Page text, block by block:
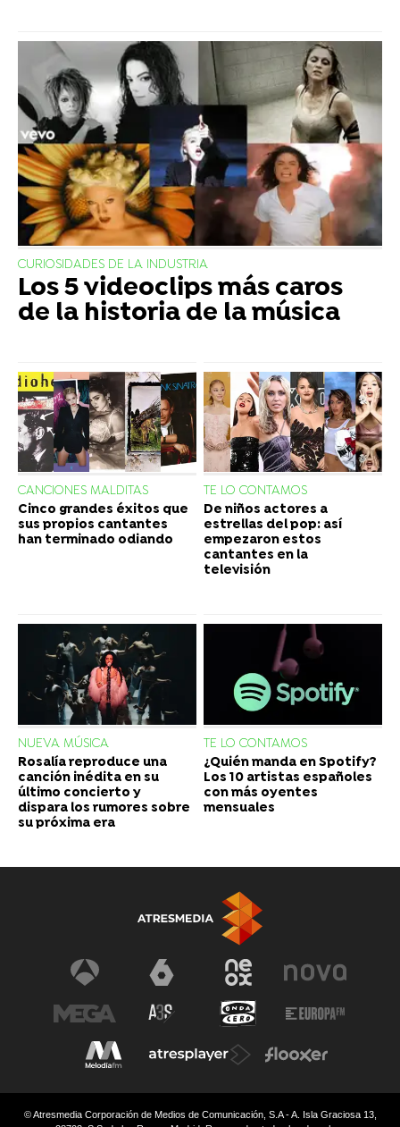
CURIOSIDADES DE LA INDUSTRIA
Los 5 videoclips más caros
de la historia de la música
CANCIONES MALDITAS
Cinco grandes éxitos que
sus propios cantantes
han terminado odiando
TE LO CONTAMOS
De niños actores a
estrellas del pop: así
empezaron estos
cantantes en la
televisión
NUEVA MÚSICA
Rosalía reproduce una
canción inédita en su
último concierto y
dispara los rumores sobre
su próxima era
TE LO CONTAMOS
¿Quién manda en Spotify?
Los 10 artistas españoles
con más oyentes
mensuales
© Atresmedia Corporación de Medios de Comunicación, S.A - A. Isla Graciosa 13,